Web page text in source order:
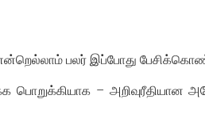
பலர் இப்போது
பொறுக்கியாக –